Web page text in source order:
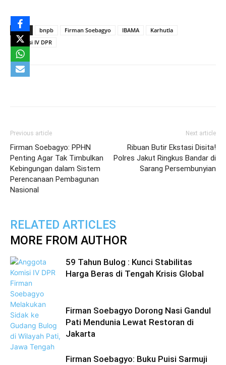
TAGS bnpb Firman Soebagyo IBAMA
Karhutla
Komisi IV DPR
Previous article
Firman Soebagyo: PPHN
Penting Agar Tak Timbulkan
Kebingungan dalam Sistem
Perencanaan Pembagunan
Nasional
Next article
Ribuan Butir Ekstasi Disita!
Polres Jakut Ringkus Bandar di
Sarang Persembunyian
RELATED ARTICLES
MORE FROM AUTHOR
59 Tahun Bulog : Kunci Stabilitas
Harga Beras di Tengah Krisis Global
Firman Soebagyo Dorong Nasi Gandul
Pati Mendunia Lewat Restoran di
Jakarta
Firman Soebagyo: Buku Puisi Sarmuji